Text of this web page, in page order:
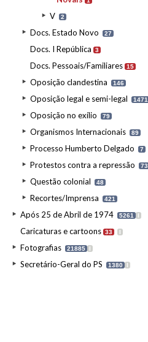
V 2
Docs. Estado Novo 27
Docs. I República 3
Docs. Pessoais/Familiares 15
Oposição clandestina 146
Oposição legal e semi-legal 1471
Oposição no exílio 79
Organismos Internacionais 89
Processo Humberto Delgado 7
Protestos contra a repressão 73
Questão colonial 48
Recortes/Imprensa 421
Após 25 de Abril de 1974 5261 I
Caricaturas e cartoons 33 I
Fotografias 21885 I
Secretário-Geral do PS 1380 I